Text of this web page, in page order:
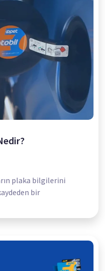
plaka bilgilerini
bir